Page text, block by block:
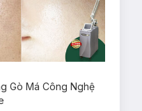
Gò Má Công Nghệ